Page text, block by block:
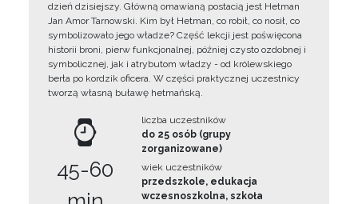
dzień dzisiejszy. Główną omawianą postacią jest Hetman
Jan Amor Tarnowski. Kim był Hetman, co robił, co nosił, co
symbolizowało jego władze? Część lekcji jest poświęcona
historii broni, pierw funkcjonalnej, później czysto ozdobnej i
symbolicznej, jak i atrybutom władzy - od królewskiego
berła po kordzik oficera. W części praktycznej uczestnicy
tworzą własną buławę hetmańską.
45-60
liczba uczestników
do 25 osób (grupy
zorganizowane)
wiek uczestników
przedszkole, edukacja
wczesnoszkolna, szkoła